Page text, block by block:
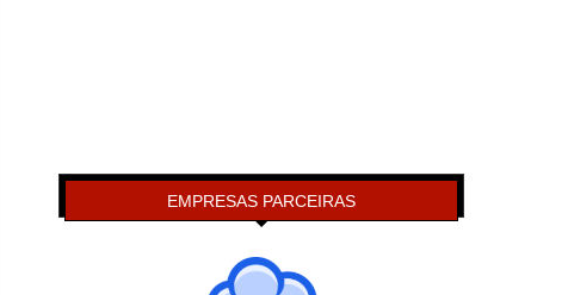
EMPRESAS PARCEIRAS